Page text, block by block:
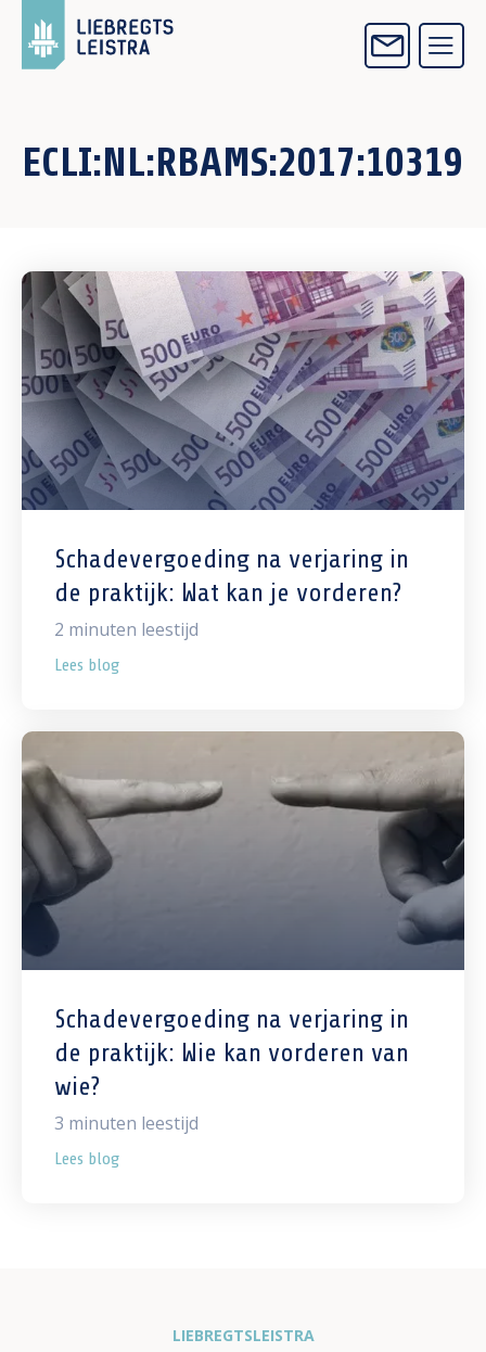
ECLI:NL:RBAMS:2017:10319
Schadevergoeding na verjaring in
de praktijk: Wat kan je vorderen?
2 minuten leestijd
Lees blog
Schadevergoeding na verjaring in
de praktijk: Wie kan vorderen van
wie?
3 minuten leestijd
Lees blog
LIEBREGTSLEISTRA